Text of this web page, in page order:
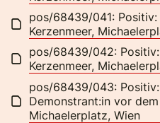
pos/68439/041:
Kerzenmeer,
pos/68439/042:
Kerzenmeer,
pos/68439/043:
Demonstrant:in vor
Michaelerplatz, Wien